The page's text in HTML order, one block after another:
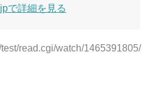
で詳細を見る
read.cgi/watch/1465391805/